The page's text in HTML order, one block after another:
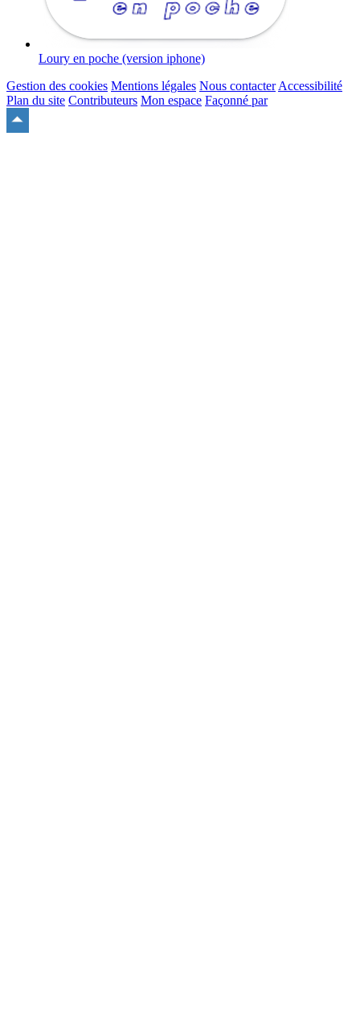
Loury en poche (version iphone)
Gestion des cookies Mentions légales Nous contacter Accessibilité
Plan du site Contributeurs Mon espace Façonné par